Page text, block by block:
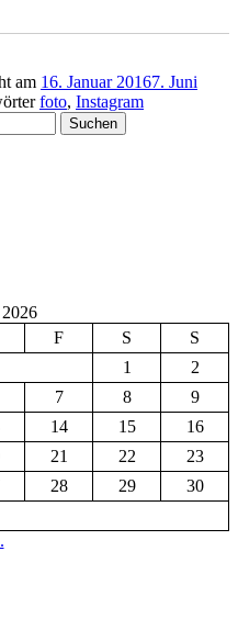
am 16. Januar 20167. Juni
foto, Instagram
Suchen
F S
S
1
2
7 8
9
14 15
16
21 22
23
28 29
30